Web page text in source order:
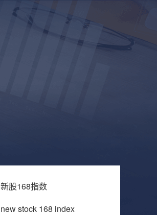
新股168指数
new stock 168 index